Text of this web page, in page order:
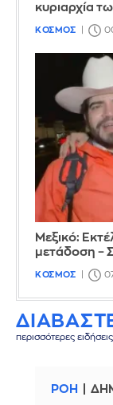
κυριαρχία
ΚΟΣΜΟΣ
Μεξικό:
μετάδοση –
ΚΟΣΜΟΣ
περισσότερες
ΡΟΗ